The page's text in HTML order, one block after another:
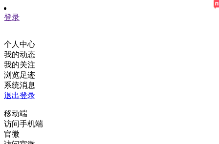
登录
个人中心
我的动态
我的关注
浏览足迹
系统消息
退出登录
移动端
访问手机端
官微